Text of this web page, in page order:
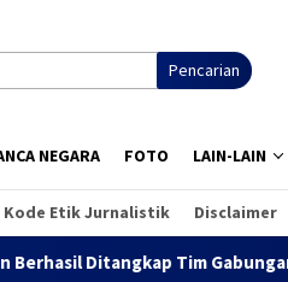
Pencarian
NEGARA FOTO LAIN-LAIN
Kode Etik Jurnalistik Disclaimer
Tim Gabungan Dua Kali